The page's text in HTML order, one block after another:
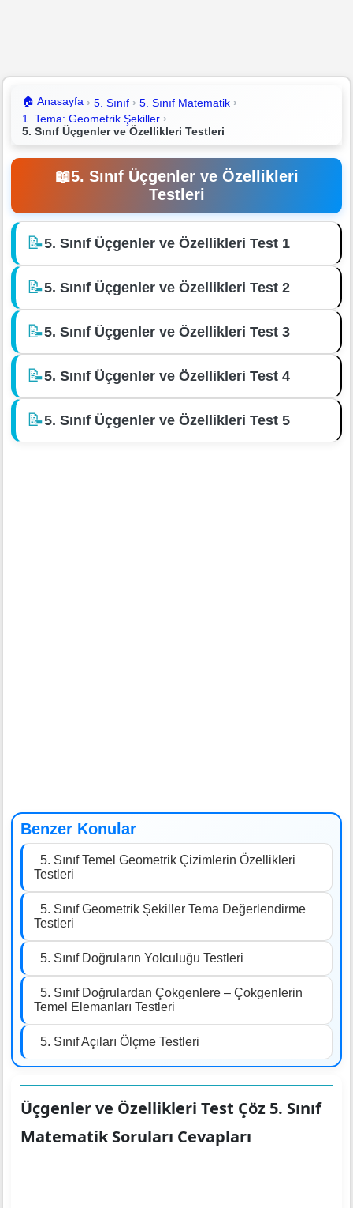
🏠 Anasayfa 5. Sınıf
5. Sınıf Matematik
1. Tema: Geometrik Şekiller
5. Sınıf Üçgenler ve Özellikleri Testleri
📖5. Sınıf Üçgenler ve Özellikleri
Testleri
📝5. Sınıf Üçgenler ve Özellikleri Test 1
📝5. Sınıf Üçgenler ve Özellikleri Test 2
📝5. Sınıf Üçgenler ve Özellikleri Test 3
📝5. Sınıf Üçgenler ve Özellikleri Test 4
📝5. Sınıf Üçgenler ve Özellikleri Test 5
Benzer Konular
5. Sınıf Temel Geometrik Çizimlerin Özellikleri
Testleri
5. Sınıf Geometrik Şekiller Tema Değerlendirme
Testleri
5. Sınıf Doğruların Yolculuğu Testleri
5. Sınıf Doğrulardan Çokgenlere – Çokgenlerin
Temel Elemanları Testleri
5. Sınıf Açıları Ölçme Testleri
Üçgenler ve Özellikleri Test Çöz 5. Sınıf
Matematik Soruları Cevapları